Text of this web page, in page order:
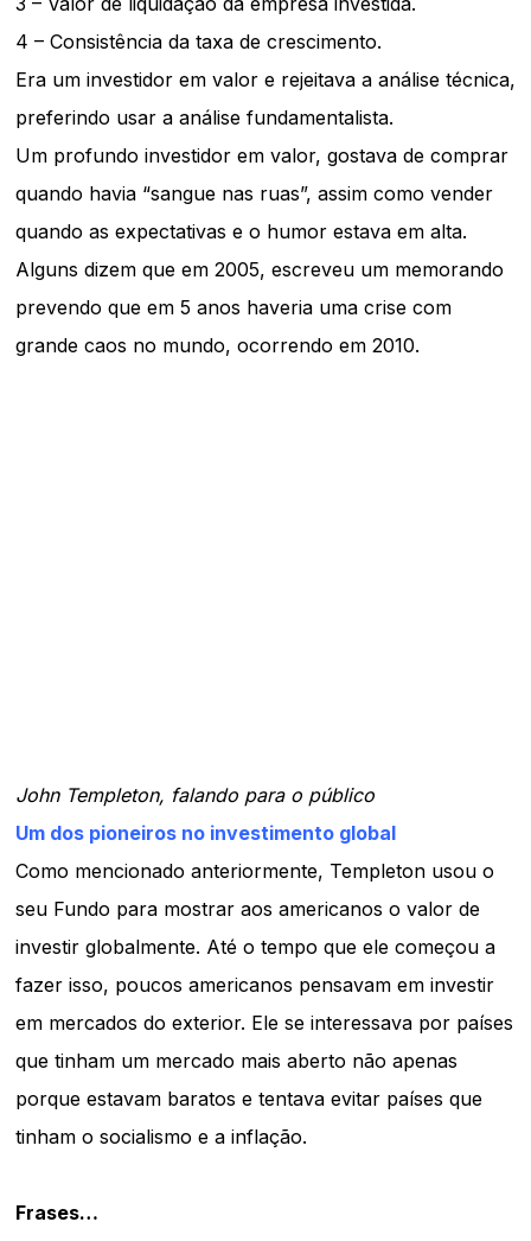
4 – Consistência da taxa de crescimento.
Era um investidor em valor e rejeitava a análise técnica,
preferindo usar a análise fundamentalista.
Um profundo investidor em valor, gostava de comprar
quando havia “sangue nas ruas”, assim como vender
quando as expectativas e o humor estava em alta.
Alguns dizem que em 2005, escreveu um memorando
prevendo que em 5 anos haveria uma crise com
grande caos no mundo, ocorrendo em 2010.
John Templeton, falando para o público
Um dos pioneiros no investimento global
Como mencionado anteriormente, Templeton usou o
seu Fundo para mostrar aos americanos o valor de
investir globalmente. Até o tempo que ele começou a
fazer isso, poucos americanos pensavam em investir
em mercados do exterior. Ele se interessava por países
que tinham um mercado mais aberto não apenas
porque estavam baratos e tentava evitar países que
tinham o socialismo e a inflação.
Frases…